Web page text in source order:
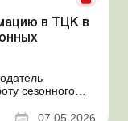
в ТЦК в
сезонного
на сезонные
07.05.2026